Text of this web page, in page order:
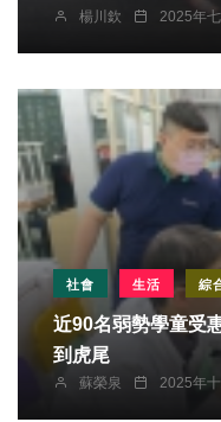
楊川欽 2025年
社會 生活 綜
近90名弱勢學童受
到虎尾
蘇榮泉 2025年